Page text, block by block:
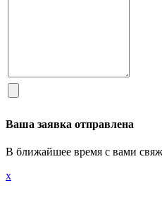
Ваша заявка отправлена
В ближайшее время с вами
х